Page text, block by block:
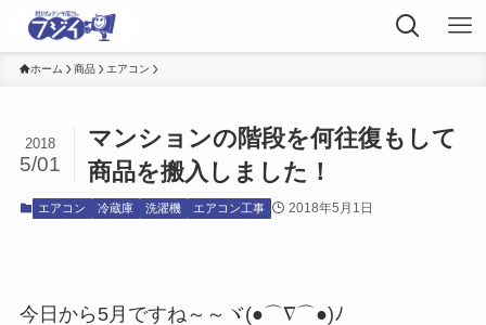
ホーム 商品 エアコン
マンションの階段を何往復もして
商品を搬入しました！
2018
5/01
エアコン 冷蔵庫 洗濯機 エアコン工事 2018年5月1日
今日から5月ですね～～ヾ(●⌒∇⌒●)ﾉ